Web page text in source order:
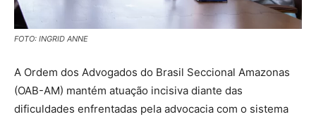
FOTO: INGRID ANNE
A Ordem dos Advogados do Brasil Seccional Amazonas
(OAB-AM) mantém atuação incisiva diante das
dificuldades enfrentadas pela advocacia com o sistema